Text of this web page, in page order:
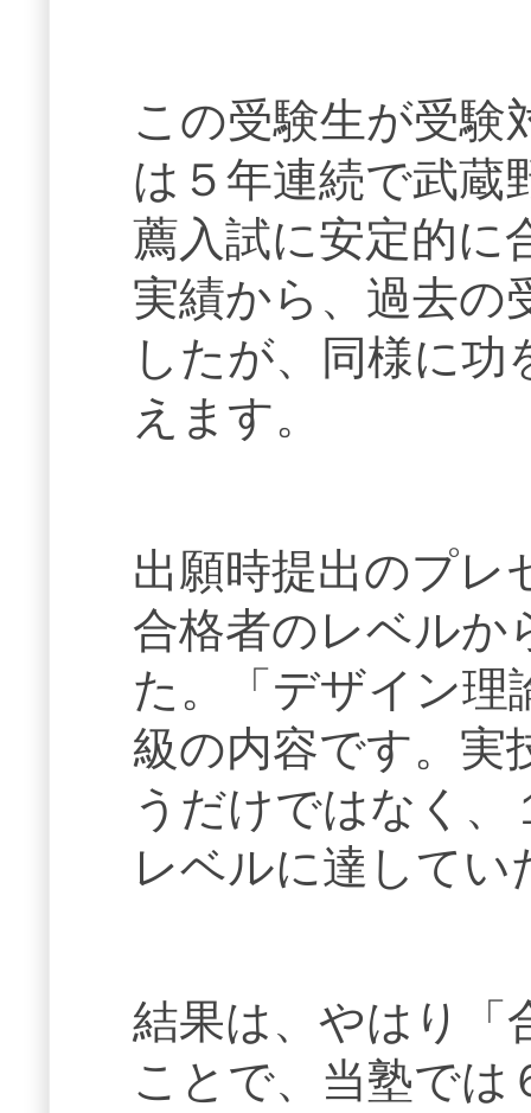
この受験生が受験
は５年連続で武蔵
薦入試に安定的に
実績から、過去の
したが、同様に
えます。
出願時提出のプレ
合格者のレベルか
た。「デザイン理
級の内容です。実
うだけではなく
レベルに達してい
結果は、やはり「
ことで、当塾では